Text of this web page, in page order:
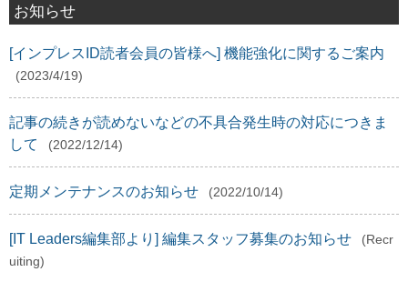
お知らせ
[インプレスID読者会員の皆様へ] 機能強化に関するご案内
(2023/4/19)
記事の続きが読めないなどの不具合発生時の対応につきま
して
(2022/12/14)
定期メンテナンスのお知らせ (2022/10/14)
[IT Leaders編集部より] 編集スタッフ募集のお知らせ
(Recr
uiting)